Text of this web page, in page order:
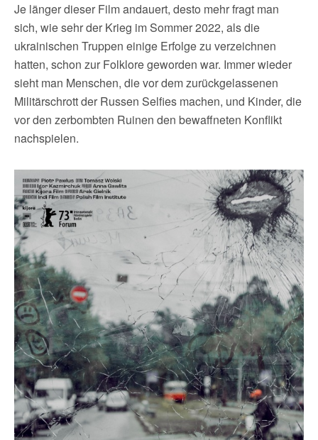
Je länger dieser Film andauert, desto mehr fragt man
sich, wie sehr der Krieg im Sommer 2022, als die
ukrainischen Truppen einige Erfolge zu verzeichnen
hatten, schon zur Folklore geworden war. Immer wieder
sieht man Menschen, die vor dem zurückgelassenen
Militärschrott der Russen Selfies machen, und Kinder, die
vor den zerbombten Ruinen den bewaffneten Konflikt
nachspielen.